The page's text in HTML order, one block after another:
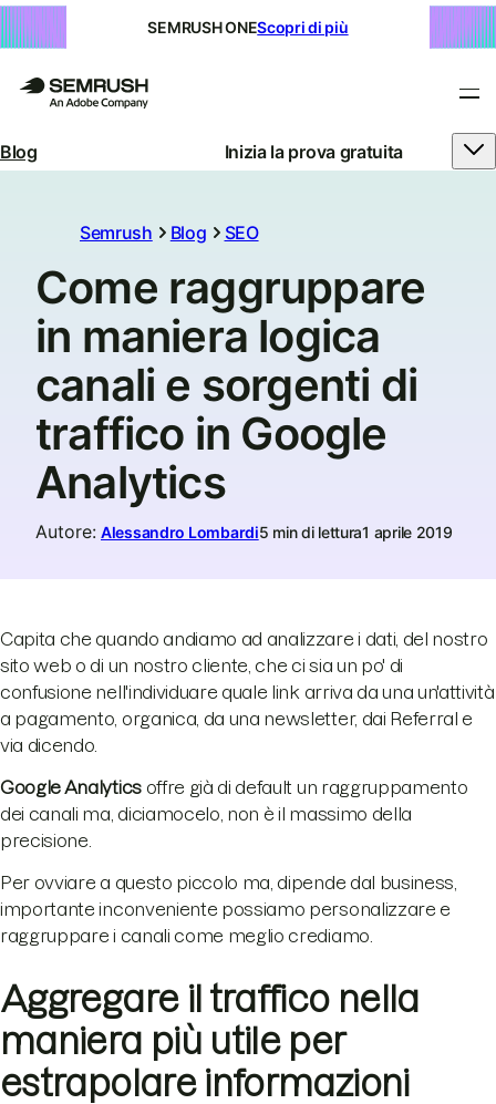
SEMRUSH ONEScopri di più
Blog Inizia la prova gratuita
Semrush Blog SEO
Come raggruppare
in maniera logica
canali e sorgenti di
traffico in Google
Analytics
Autore: Alessandro Lombardi5 min di lettura1 aprile 2019
Capita che quando andiamo ad analizzare i dati, del nostro
sito web o di un nostro cliente, che ci sia un po' di
confusione nell'individuare quale link arriva da una un'attività
a pagamento, organica, da una newsletter, dai Referral e
via dicendo.
Google Analyticsoffre già di default un raggruppamento
dei canali ma, diciamocelo, non è il massimo della
precisione.
Per ovviare a questo piccolo ma, dipende dal business,
importante inconveniente possiamo personalizzare e
raggruppare i canali come meglio crediamo.
Aggregare il traffico nella
maniera più utile per
estrapolare informazioni